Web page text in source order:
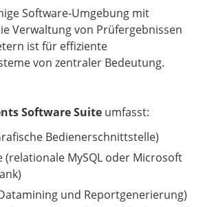
Software-Umgebung mit
Verwaltung von Prüfergebnissen
ist für effiziente
von zentraler Bedeutung.
Software Suite umfasst:
Bedienerschnittstelle)
(relationale MySQL oder Microsoft
und Reportgenerierung)